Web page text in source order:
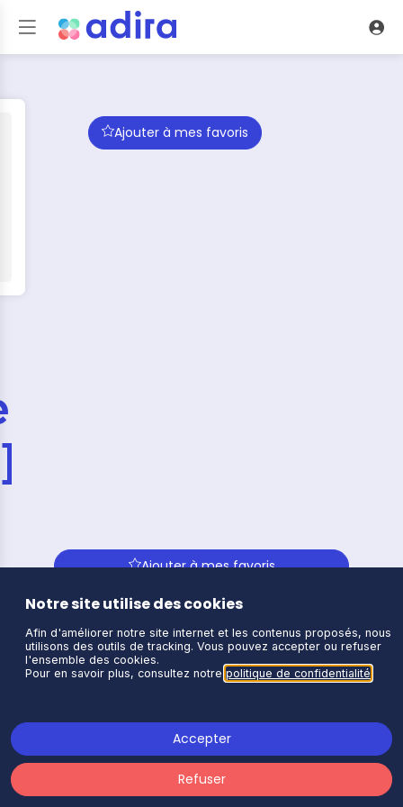
Ajouter à mes favoris
Ajouter à mes favoris
Description
de votre souveraineté
et de la confiance numérique
Présenté par
Notre site utilise des cookies
Afin d'améliorer notre site internet et les contenus proposés, nous
utilisons des outils de tracking. Vous pouvez accepter ou refuser
l'ensemble des cookies.
Pour en savoir plus, consultez notre politique de confidentialité
Accepter
Refuser